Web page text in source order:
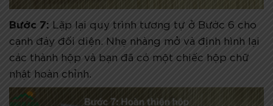
Bước 7: Lặp lại quy trình tương tự ở Bước 6 cho
cạnh đáy đối diện. Nhẹ nhàng mở và định hình lại
các thành hộp và bạn đã có một chiếc hộp chữ
nhật hoàn chỉnh.